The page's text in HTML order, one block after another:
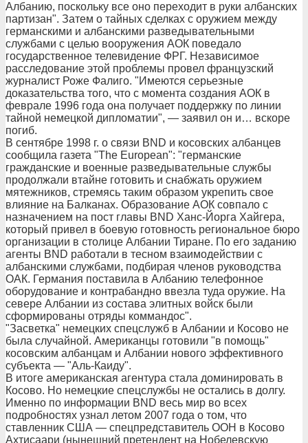
Албанию, поскольку все оно переходит в руки албанских
партизан". Затем о тайных сделках с оружием между
германскими и албанскими разведывательными
службами с целью вооружения АОК поведало
государственное телевидение ФРГ. Независимое
расследование этой проблемы провел французский
журналист Роже Фалиго. "Имеются серьезные
доказательства того, что с момента создания АОК в
феврале 1996 года она получает поддержку по линии
тайной немецкой дипломатии", — заявил он и… вскоре
погиб.
В сентябре 1998 г. о связи BND и косовских албанцев
сообщила газета "The European": "германские
гражданские и военные разведывательные службы
продолжали втайне готовить и снабжать оружием
мятежников, стремясь таким образом укрепить свое
влияние на Балканах. Образование АОК совпало с
назначением на пост главы BND Ханс-Йорга Хайгера,
который привел в боевую готовность региональное бюро
организации в столице Албании Тиране. По его заданию
агенты BND работали в тесном взаимодействии с
албанскими службами, подбирая членов руководства
ОАК. Германия поставила в Албанию телефонное
оборудование и контрабандно ввезла туда оружие. На
севере Албании из состава элитных войск были
сформированы отряды коммандос".
"Засветка" немецких спецслужб в Албании и Косово не
была случайной. Американцы готовили "в помощь"
косовским албанцам и Албании нового эффективного
субъекта — "Аль-Каиду".
В итоге американская агентура стала доминировать в
Косово. Но немецкие спецслужбы не остались в долгу.
Именно по информации BND весь мир во всех
подробностях узнал летом 2007 года о том, что
ставленник США — спецпредставитель ООН в Косово
Ахтисаари (нынешний претендент на Нобелевскую